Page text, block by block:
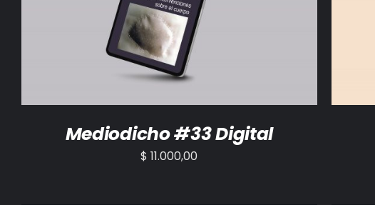
AÑADIR AL CARRITO /
Mediodicho #33 Digital
$ 11.000,00